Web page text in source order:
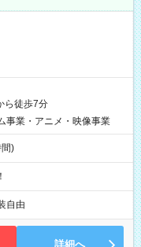
ら徒歩7分
事業・アニメ・映像事業
)
自由
詳細へ